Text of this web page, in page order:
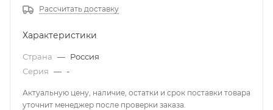
Рассчитать доставку
Характеристики
Страна — Россия
Серия — -
Актуальную цену, наличие, остатки и срок поставки товара
уточнит менеджер после проверки заказа.